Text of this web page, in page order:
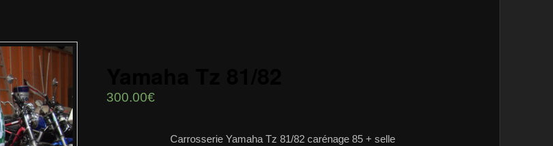
300.00€
Carrosserie Yamaha Tz 81/82 carénage 85 + selle